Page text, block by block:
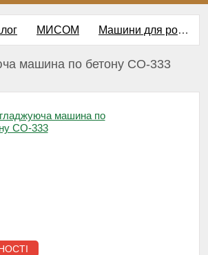
МИСОМ Машини для роботи з бетоном
машина по бетону СО-333